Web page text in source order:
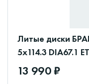
Литые диски
5x114.3 DIA67.1
13 990 ₽